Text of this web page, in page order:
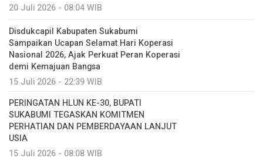
20 Juli 2026 - 08:04 WIB
Disdukcapil Kabupaten Sukabumi
Sampaikan Ucapan Selamat Hari Koperasi
Nasional 2026, Ajak Perkuat Peran Koperasi
demi Kemajuan Bangsa
15 Juli 2026 - 22:39 WIB
PERINGATAN HLUN KE-30, BUPATI
SUKABUMI TEGASKAN KOMITMEN
PERHATIAN DAN PEMBERDAYAAN LANJUT
USIA
15 Juli 2026 - 08:08 WIB